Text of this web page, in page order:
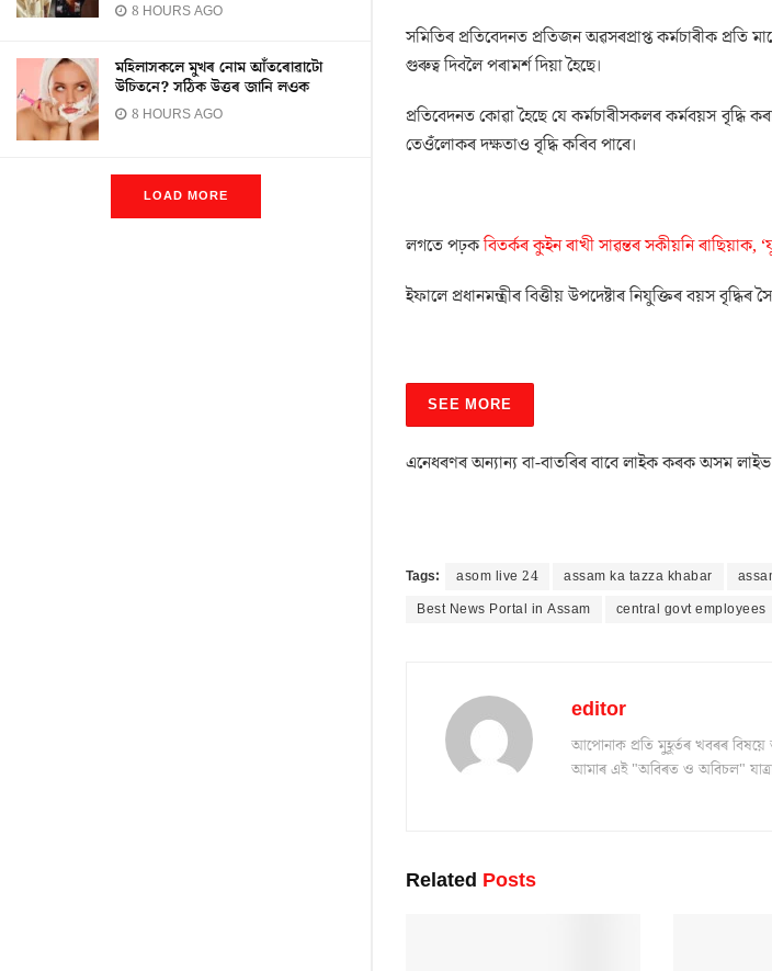
8 HOURS AGO
মহিলাসকলে মুখৰ নোম আঁতৰোৱাটো
উচিতনে? সঠিক উত্তৰ জানি লওক
8 HOURS AGO
LOAD MORE
সমিতিৰ প্ৰতিবেদনত প্ৰতিজন অৱসৰপ্ৰাপ্ত কৰ্মচাৰীক প্ৰতি
গুৰুত্ব দিবলৈ পৰামৰ্শ দিয়া হৈছে।
প্ৰতিবেদনত কোৱা হৈছে যে কৰ্মচাৰীসকলৰ কৰ্মবয়স বৃদ্ধি
তেওঁলোকৰ দক্ষতাও বৃদ্ধি কৰিব পাৰে।
লগতে পঢ়কবিতৰ্কৰ কুইন ৰাখী সাৱন্তৰ সকীয়নি ৰাছিয়াক,
ইফালে প্ৰধানমন্ত্ৰীৰ বিত্তীয় উপদেষ্টাৰ নিযুক্তিৰ বয়স
SEE MORE
এনেধৰণৰ অন্যান্য বা-বাতৰিৰ বাবে লাইক কৰক অসম
Tags: asom live 24 assam ka tazza khabar
Best News Portal in Assam
central govt employees
editor
আপোনাক প্ৰতি মুহূৰ্তৰ খবৰৰ
আমাৰ এই "অবিৰত ও অবিচল"
Related Posts